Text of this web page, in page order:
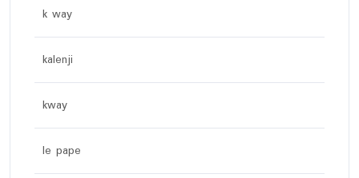
k way
kalenji
kway
le pape